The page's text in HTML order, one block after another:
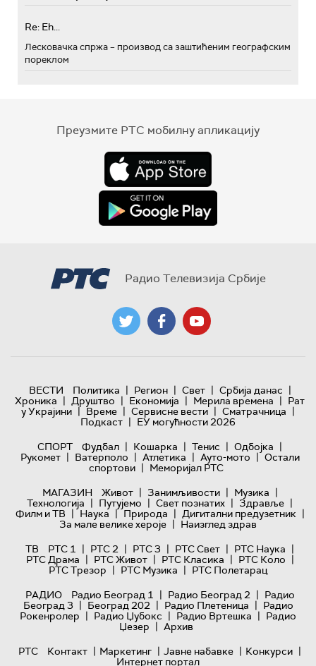
Re: Eh...
Лесковачка спржа – производ са заштићеним географским
пореклом
Преузмите РТС мобилну апликацију
Радио Телевизија Србије
ВЕСТИ Политика | Регион | Свет | Србија данас |
Хроника | Друштво | Економија | Мерила времена | Рат
у Украјини | Време | Сервисне вести | Сматрачница |
Подкаст | ЕУ могућности 2026
СПОРТ
Фудбал | Кошарка | Тенис | Одбојка |
Рукомет | Ватерполо | Атлетика | Ауто-мото | Остали
спортови | Меморијал РТС
МАГАЗИН
Живот | Занимљивости | Музика |
Технологијa | Путујемо | Свет познатих | Здравље |
Филм и ТВ | Наука | Природа | Дигитални предузетник |
За мале велике хероје | Наизглед здрав
ТВ
РТС 1 | РТС 2 | РТС 3 | РТС Свет | РТС Наука |
РТС Драма | РТС Живот | РТС Класика | РТС Коло |
РТС Трезор | РТС Музика | РТС Полетарац
РАДИО
Радио Београд 1 | Радио Београд 2 | Радио
Београд 3 | Београд 202 | Радио Плетеница | Радио
Рокенролер | Радио Џубокс | Радио Вртешка | Радио
Џезер | Архив
РТС
Контакт | Маркетинг | Јавне набавке | Конкурси |
Интернет портал